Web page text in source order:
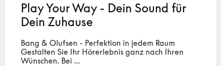
Play Your Way - Dein Sound für
Dein Zuhause
Bang & Olufsen - Perfektion in jedem Raum
Gestalten Sie Ihr Hörerlebnis ganz nach Ihren
Wünschen. Bei ...